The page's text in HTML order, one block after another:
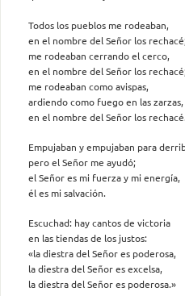
Todos los pueblos me rodeaban,
en el nombre del Señor los
me rodeaban cerrando el cerco,
en el nombre del Señor los
me rodeaban como avispas,
ardiendo como fuego en las zarzas,
en el nombre del Señor los
Empujaban y empujaban para
pero el Señor me ayudó;
el Señor es mi fuerza y mi energía,
él es mi salvación.
Escuchad: hay cantos de victoria
en las tiendas de los justos:
«la diestra del Señor es poderosa,
la diestra del Señor es excelsa,
la diestra del Señor es poderosa.»